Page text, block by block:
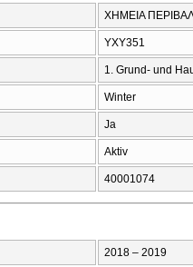
ΧΗΜΕΙΑ
ΥΧΥ351
1. Grund- und
Winter
Ja
Aktiv
40001074
2018 – 2019